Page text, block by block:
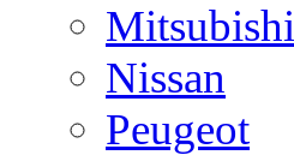
Mitsubishi
Nissan
Peugeot